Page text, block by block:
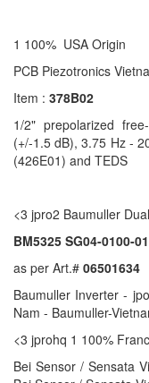
1 100% USA Origin
PCB Piezotronics
Item : 378B02
1/2" prepolarized
(+/-1.5 dB), 3.75 Hz -
(426E01) and TEDS
<3 jpro2 Baumuller
BM5325 SG04-0100-
as per Art.# 06501634
Baumuller Inverter -
Nam - Baumuller-
<3 jprohq 1 100%
Bei Sensor / Sensata